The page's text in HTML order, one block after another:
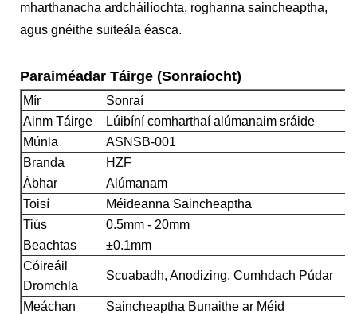
mharthanacha ardcháilíochta, roghanna saincheaptha,
agus gnéithe suiteála éasca.
Paraiméadar Táirge (Sonraíocht)
Mír
Sonraí
Ainm Táirge
Lúibíní comharthaí alúmanaim sráide
Múnla
ASNSB-001
Branda
HZF
Ábhar
Alúmanam
Toisí
Méideanna Saincheaptha
Tiús
0.5mm - 20mm
Beachtas
±0.1mm
Cóireáil
Dromchla
Scuabadh, Anodizing, Cumhdach Púdar
Meáchan Saincheaptha Bunaithe ar Méid